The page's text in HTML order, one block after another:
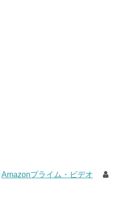
Amazonプライム・ビデオ